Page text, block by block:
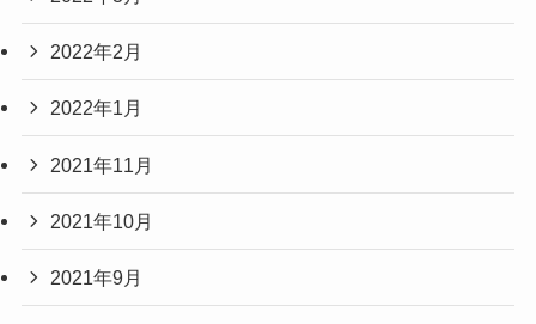
2022年2月
2022年1月
2021年11月
2021年10月
2021年9月